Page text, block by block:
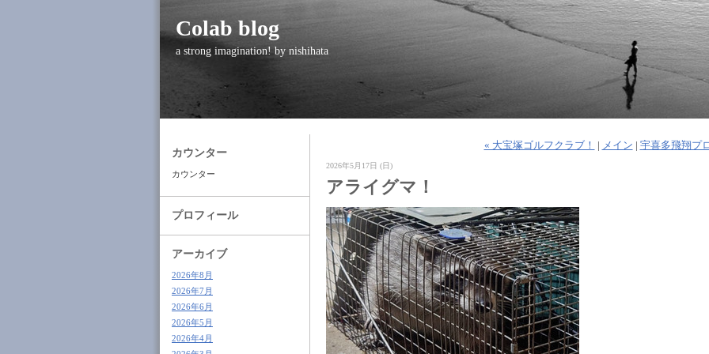
Colab blog
a strong imagination! by nishihata
カウンター
カウンター
プロフィール
アーカイブ
2026年8月
2026年7月
2026年6月
2026年5月
2026年4月
« 大宝塚ゴルフクラブ！ | メイン | 宇喜多飛翔プ
2026年5月17日 (日)
アライグマ！